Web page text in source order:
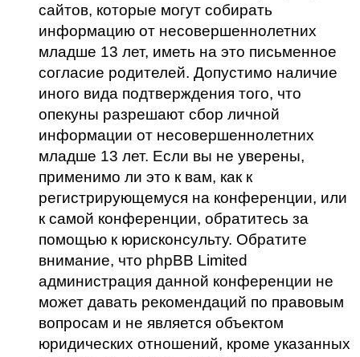
сайтов, которые могут собирать
информацию от несовершеннолетних
младше 13 лет, иметь на это письменное
согласие родителей. Допустимо наличие
иного вида подтверждения того, что
опекуны разрешают сбор личной
информации от несовершеннолетних
младше 13 лет. Если вы не уверены,
применимо ли это к вам, как к
регистрирующемуся на конференции, или
к самой конференции, обратитесь за
помощью к юрисконсульту. Обратите
внимание, что phpBB Limited
администрация данной конференции не
может давать рекомендаций по правовым
вопросам и не является объектом
юридических отношений, кроме указанных